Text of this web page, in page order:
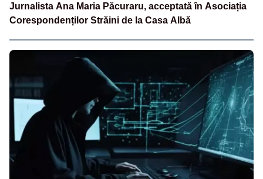
Jurnalista Ana Maria Păcuraru, acceptată în Asociația
Corespondenților Străini de la Casa Albă